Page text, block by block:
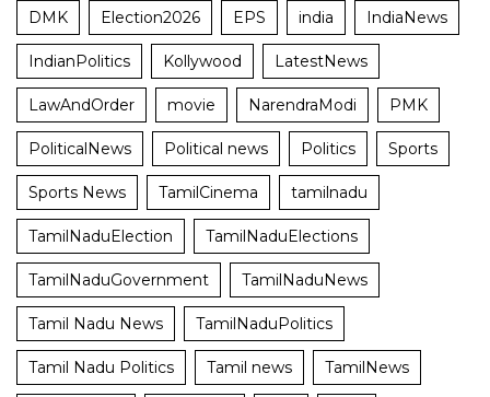
DMK Election2026 EPS india IndiaNews
IndianPolitics Kollywood LatestNews
LawAndOrder movie NarendraModi PMK
PoliticalNews Political news Politics Sports
Sports News TamilCinema tamilnadu
TamilNaduElection TamilNaduElections
TamilNaduGovernment TamilNaduNews
Tamil Nadu News TamilNaduPolitics
Tamil Nadu Politics Tamil news TamilNews